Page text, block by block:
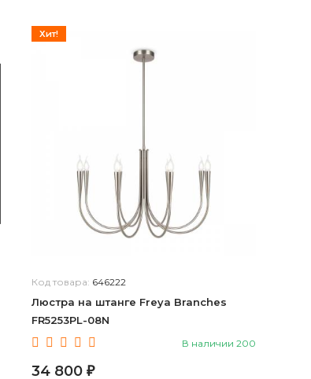
Хит!
Код товара: 646222
Люстра на штанге Freya Branches
FR5253PL-08N
В наличии 200
34 800₽